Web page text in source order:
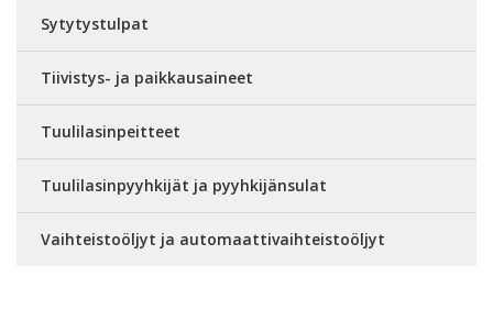
Sytytystulpat
Tiivistys- ja paikkausaineet
Tuulilasinpeitteet
Tuulilasinpyyhkijät ja pyyhkijänsulat
Vaihteistoöljyt ja automaattivaihteistoöljyt